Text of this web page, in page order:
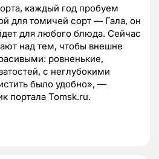
каждый год пробуем
для томичей сорт — Гала, он
для любого блюда. Сейчас
над тем, чтобы внешне
ровненькие,
с неглубокими
было удобно», —
портала Tomsk.ru.